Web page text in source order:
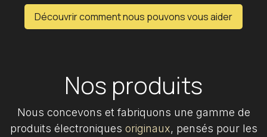
Découvrir comment nous pouvons vous aider
Nos produits
Nous concevons et fabriquons une gamme de
produits électroniques originaux, pensés pour les